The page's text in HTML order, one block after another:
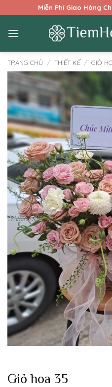
qua
nội
Miễn Phí Giao Hàng
TRANG CHỦ / THIẾT KẾ / GIỎ
Giỏ hoa 35